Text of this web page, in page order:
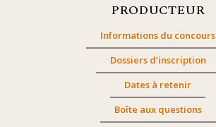
PRODUCTEUR
Informations du concours
Dossiers d’inscription
Dates à retenir
Boîte aux questions